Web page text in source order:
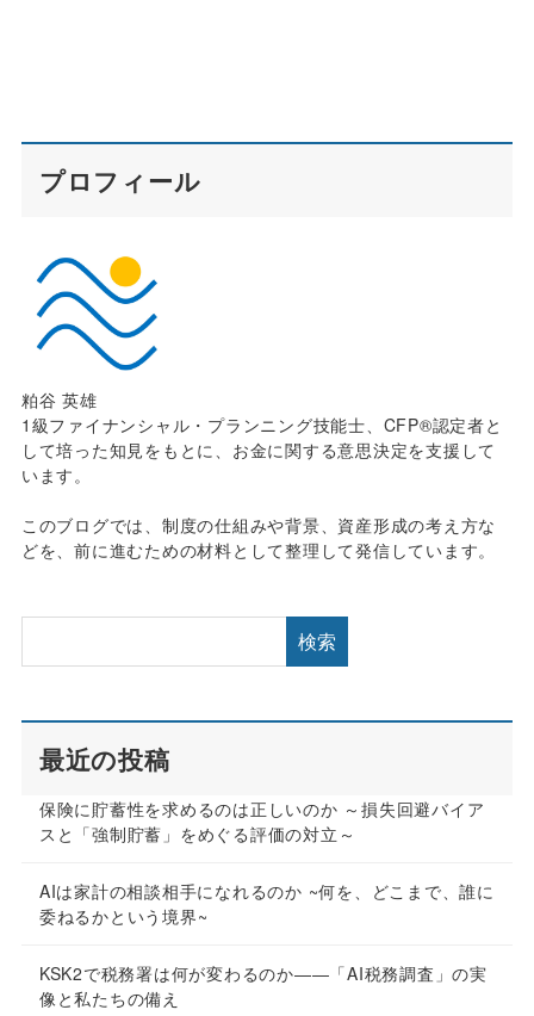
プロフィール
粕谷 英雄
1級ファイナンシャル・プランニング技能士、CFP®認定者と
して培った知見をもとに、お金に関する意思決定を支援して
います。
このブログでは、制度の仕組みや背景、資産形成の考え方な
どを、前に進むための材料として整理して発信しています。
検索
最近の投稿
保険に貯蓄性を求めるのは正しいのか ～損失回避バイア
スと「強制貯蓄」をめぐる評価の対立～
AIは家計の相談相手になれるのか ~何を、どこまで、誰に
委ねるかという境界~
KSK2で税務署は何が変わるのか――「AI税務調査」の実
像と私たちの備え